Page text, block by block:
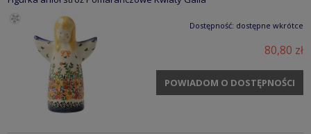
Dostępność: dostępne wkrótce
80,80 zł
POWIADOM O DOSTĘPNOŚCI